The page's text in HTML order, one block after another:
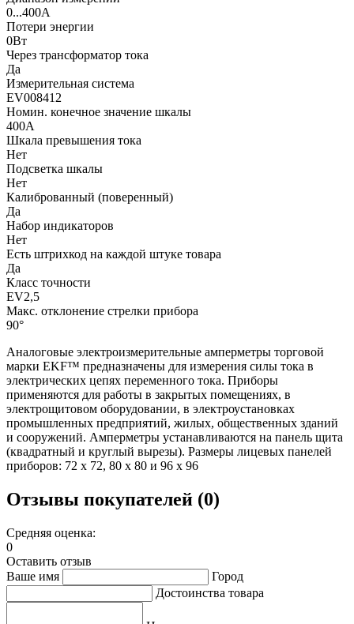
0...400А
Потери энергии
0Вт
Через трансформатор тока
Да
Измерительная система
EV008412
Номин. конечное значение шкалы
400А
Шкала превышения тока
Нет
Подсветка шкалы
Нет
Калиброванный (поверенный)
Да
Набор индикаторов
Нет
Есть штрихкод на каждой штуке товара
Да
Класс точности
EV2,5
Макс. отклонение стрелки прибора
90°
Аналоговые электроизмерительные амперметры торговой
марки EKF™ предназначены для измерения силы тока в
электрических цепях переменного тока. Приборы
применяются для работы в закрытых помещениях, в
электрощитовом оборудовании, в электроустановках
промышленных предприятий, жилых, общественных зданий
и сооружений. Амперметры устанавливаются на панель щита
(квадратный и круглый вырезы). Размеры лицевых панелей
приборов: 72 х 72, 80 х 80 и 96 х 96
Отзывы покупателей (0)
Средняя оценка:
0
Оставить отзыв
Ваше имя
Город
Достоинства товара